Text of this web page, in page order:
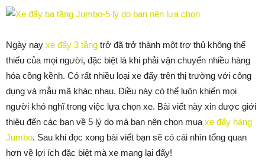
Ngày nay xe đẩy 3 tầng trở đã trở thành một trợ thủ không thể
thiếu của mọi người, đặc biệt là khi phải vận chuyển nhiều hàng
hóa cồng kềnh. Có rất nhiều loại xe đẩy trên thị trường với công
dụng và mẫu mã khác nhau. Điều này có thể luôn khiến mọi
người khó nghĩ trong việc lựa chọn xe. Bài viết này xin được giới
thiệu đến các bạn về 5 lý do mà bạn nên chọn mua xe đẩy hàng
Jumbo. Sau khi đọc xong bài viết bạn sẽ có cái nhìn tổng quan
hơn về lợi ích đặc biệt mà xe mang lại đấy!